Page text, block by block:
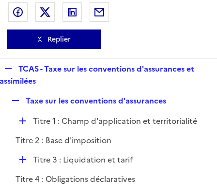
Partager sur Facebook
Partager sur Twitter
Partager sur LinkedIn
Replier
e
l
r
TCAS - Taxe sur les conventions d'assurances et
assimilées
p
l
i
e
Taxe sur les conventions d'assurances
D
p
e
Titre 1 : Champ d'application et territorialité
Titre 2 : Base d'imposition
D
p
Titre 3 : Liquidation et tarif
Titre 4 : Obligations déclaratives